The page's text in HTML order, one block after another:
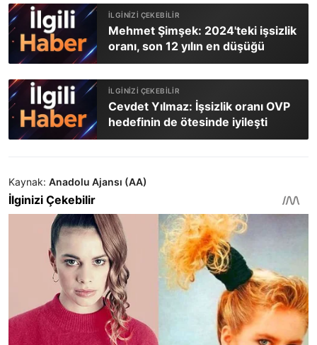
Mehmet Şimşek: 2024'teki işsizlik
oranı, son 12 yılın en düşüğü
Cevdet Yılmaz: İşsizlik oranı OVP
hedefinin de ötesinde iyileşti
Kaynak: Anadolu Ajansı (AA)